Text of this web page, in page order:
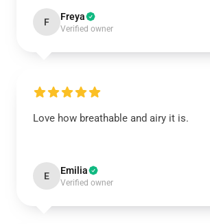
F Freya
Verified owner
Love how breathable and airy it is.
E Emilia
Verified owner